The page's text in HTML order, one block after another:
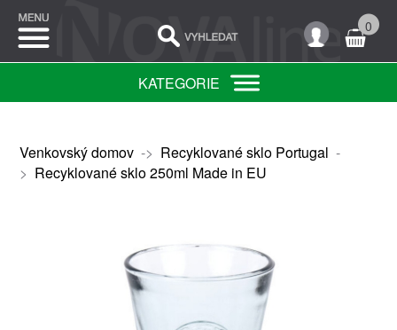
0
KATEGORIE
Venkovský domov-> Recyklované sklo Portugal -
> Recyklované sklo 250ml Made in EU